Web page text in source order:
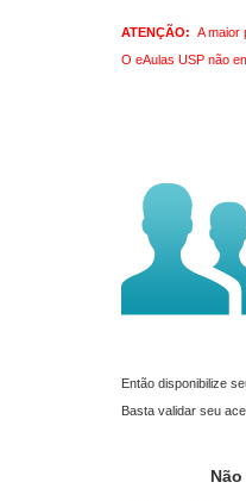
ATENÇÃO: A maior
O eAulas USP não
Então disponibilize
Basta validar seu